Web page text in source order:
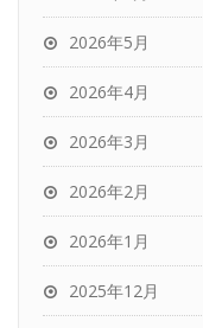
2026年5月
2026年4月
2026年3月
2026年2月
2026年1月
2025年12月